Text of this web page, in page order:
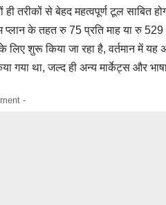
तरीकों से बेहद महत्वपूर्ण टूल साबित
प्लान के तहत रु 75 प्रति माह या रु 529
शुरू किया जा रहा है, वर्तमान में यह
गया था, जल्द ही अन्य मार्केट्स और
-